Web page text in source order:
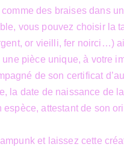
des braises dans
vous pouvez choisir la
or vieilli, fer noirci…)
pièce unique, à votre
de son certificat
la date de naissance de
attestant de son
et laissez cette